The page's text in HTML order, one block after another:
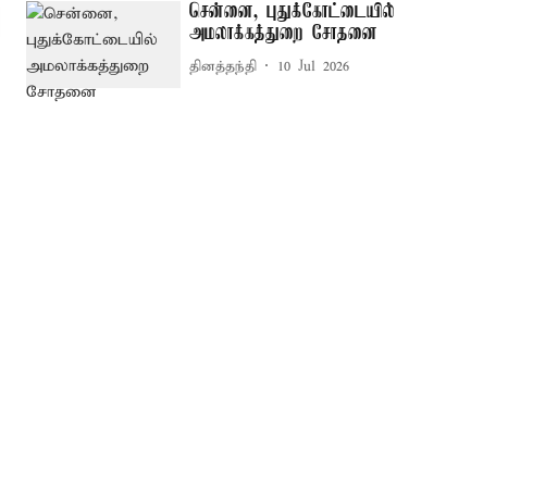
சென்னை, புதுக்கோட்டையில்
அமலாக்கத்துறை சோதனை
தினத்தந்தி 10 Jul 2026